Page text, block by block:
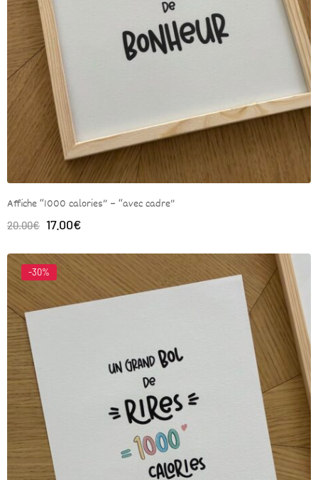
Affiche “1000 calories” – “avec cadre”
20.00€ 17.00€
-30%